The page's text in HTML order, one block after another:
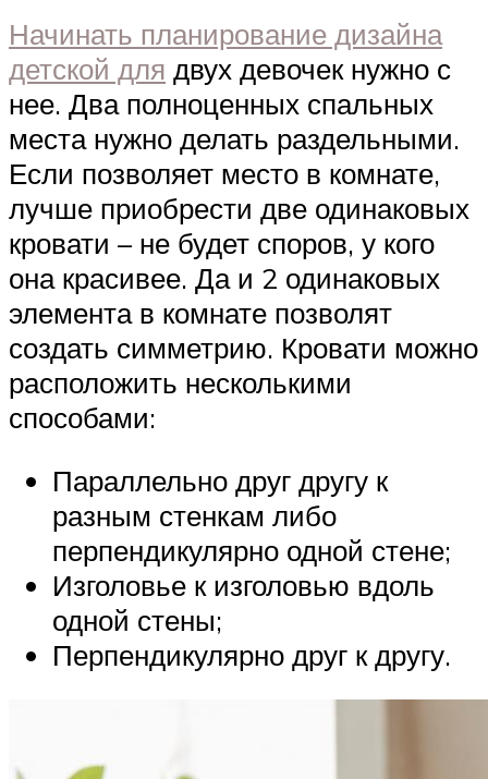
Начинать планирование дизайна
детской для двух девочек нужно с
нее. Два полноценных спальных
места нужно делать раздельными.
Если позволяет место в комнате,
лучше приобрести две одинаковых
кровати – не будет споров, у кого
она красивее. Да и 2 одинаковых
элемента в комнате позволят
создать симметрию. Кровати можно
расположить несколькими
способами:
Параллельно друг другу к
разным стенкам либо
перпендикулярно одной стене;
Изголовье к изголовью вдоль
одной стены;
Перпендикулярно друг к другу.